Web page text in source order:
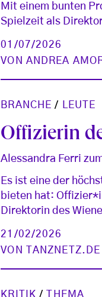
Mit einem bunten
Spielzeit als
01/07/2026
VON ANDREA
BRANCHE / LEUTE
Offizierin
Alessandra Ferri
Es ist eine der
bieten hat:
Direktorin des
21/02/2026
VON
KRITIK / THEMA